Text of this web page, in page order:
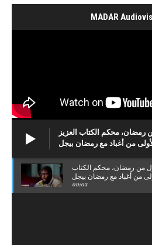
MADAR
رمضان، محكم الكتاب العزيز
من رمضان، محكم الكتاب
09:03